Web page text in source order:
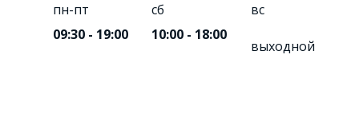
пн-пт сб
вс
09:30 - 19:00
10:00 - 18:00
выходной